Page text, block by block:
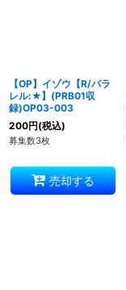
【OP】イゾウ【R/パラ
レル:★】(PRB01収
録)OP03-003
200円(税込)
募集数3枚
売却する